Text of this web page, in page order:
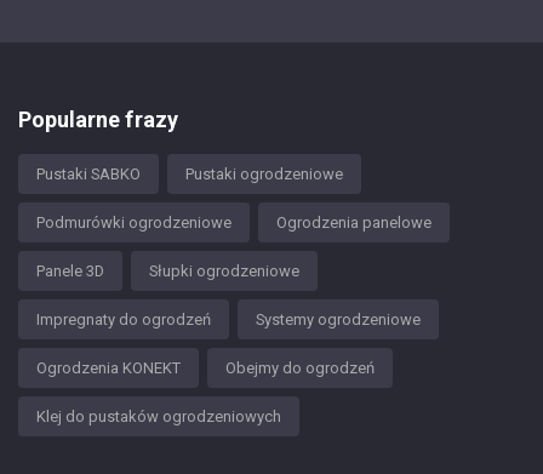
Popularne frazy
Pustaki SABKO Pustaki ogrodzeniowe
Podmurówki ogrodzeniowe Ogrodzenia panelowe
Panele 3D Słupki ogrodzeniowe
Impregnaty do ogrodzeń Systemy ogrodzeniowe
Ogrodzenia KONEKT Obejmy do ogrodzeń
Klej do pustaków ogrodzeniowych